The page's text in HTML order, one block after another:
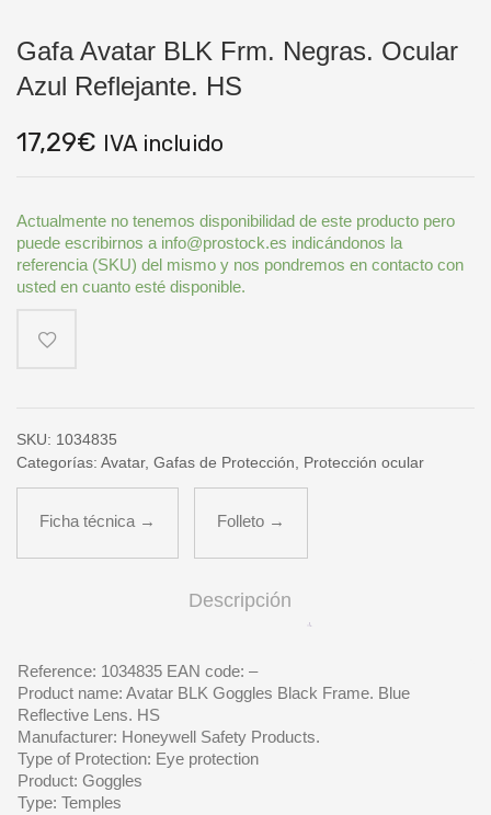
Gafa Avatar BLK Frm. Negras. Ocular
Azul Reflejante. HS
17,29€ IVA incluido
Actualmente no tenemos disponibilidad de este producto pero
puede escribirnos a info@prostock.es indicándonos la
referencia (SKU) del mismo y nos pondremos en contacto con
usted en cuanto esté disponible.
SKU: 1034835
Categorías: Avatar, Gafas de Protección Protección ocular
Ficha técnica → Folleto →
Descripción
Reference: 1034835 EAN code: –
Product name: Avatar BLK Goggles Black Frame. Blue
Reflective Lens. HS
Manufacturer: Honeywell Safety Products.
Type of Protection: Eye protection
Product: Goggles
Type: Temples